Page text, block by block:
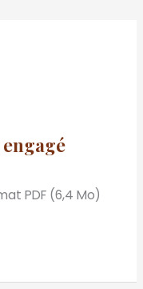
PDF (6,4 Mo)